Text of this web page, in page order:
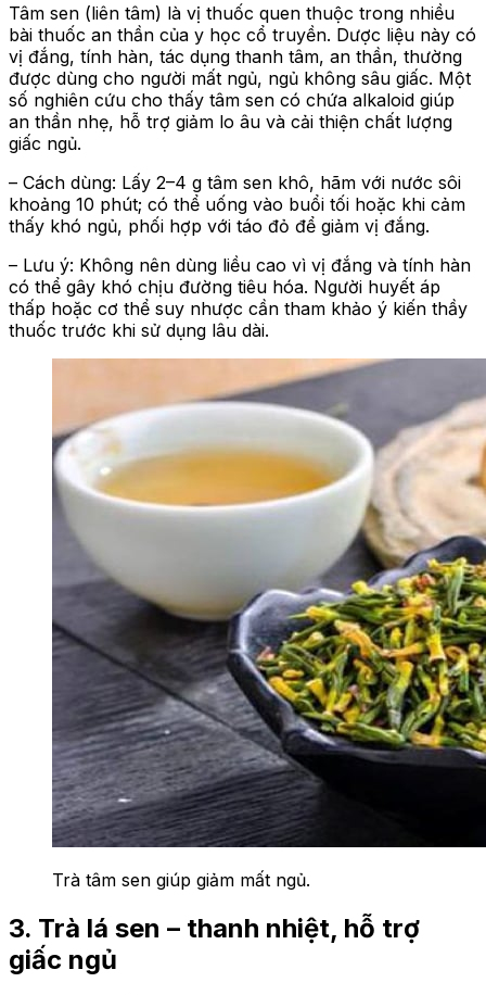
Tâm sen (liên tâm) là vị thuốc quen thuộc trong nhiều
bài thuốc an thần của y học cổ truyền. Dược liệu này có
vị đắng, tính hàn, tác dụng thanh tâm, an thần, thường
được dùng cho người mất ngủ, ngủ không sâu giấc. Một
số nghiên cứu cho thấy tâm sen có chứa alkaloid giúp
an thần nhẹ, hỗ trợ giảm lo âu và cải thiện chất lượng
giấc ngủ.
– Cách dùng: Lấy 2–4 g tâm sen khô, hãm với nước sôi
khoảng 10 phút; có thể uống vào buổi tối hoặc khi cảm
thấy khó ngủ, phối hợp với táo đỏ để giảm vị đắng.
– Lưu ý: Không nên dùng liều cao vì vị đắng và tính hàn
có thể gây khó chịu đường tiêu hóa. Người huyết áp
thấp hoặc cơ thể suy nhược cần tham khảo ý kiến thầy
thuốc trước khi sử dụng lâu dài.
Trà tâm sen giúp giảm mất ngủ.
3. Trà lá sen – thanh nhiệt, hỗ trợ
giấc ngủ